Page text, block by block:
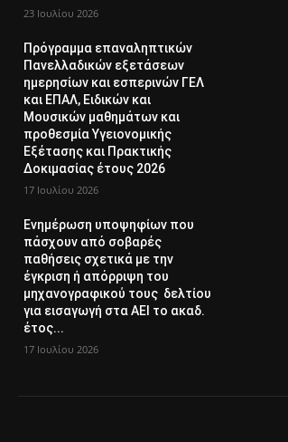
23 Ιουλίου 2026
Πρόγραμμα επαναληπτικών
Πανελλαδικών εξετάσεων
ημερησίων και εσπερινών ΓΕΛ
και ΕΠΑΛ, Ειδικών και
Μουσικών μαθημάτων και
προθεσμία Υγειονομικής
Εξέτασης και Πρακτικής
Δοκιμασίας έτους 2026
17 Ιουλίου 2026
Ενημέρωση υποψηφίων που
πάσχουν από σοβαρές
παθήσεις σχετικά με την
έγκριση ή απόρριψη του
μηχανογραφικού τους δελτίου
για εισαγωγή στα ΑΕΙ το ακαδ.
έτος...
17 Ιουλίου 2026